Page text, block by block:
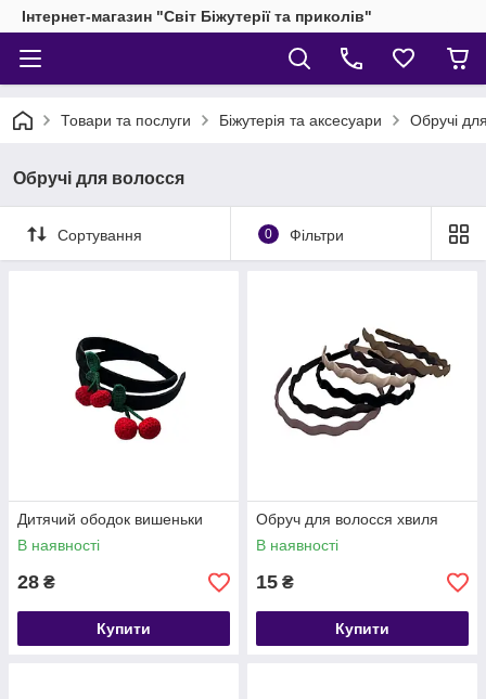
Інтернет-магазин "Світ Біжутерії та приколів"
Товари та послуги Біжутерія та аксесуари Обручі
Обручі для волосся
Сортування 0 Фільтри
Дитячий ободок вишеньки
В наявності
28 ₴
Купити
Обруч для волосся хвиля
В наявності
15 ₴
Купити